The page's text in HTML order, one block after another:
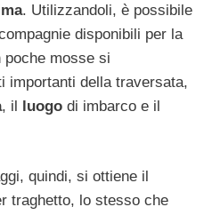
. Utilizzandoli, è possibile
disponibili per la
poche mosse si
importanti della traversata,
, il luogo di imbarco e il
quindi, si ottiene il
traghetto, lo stesso che